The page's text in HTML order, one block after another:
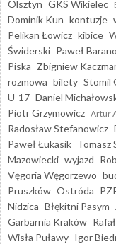
Olsztyn GKS Wikielec
Dominik Kun kontuzje
Pelikan Łowicz kibice
Świderski Paweł
Piska Zbigniew
rozmowa bilety Stomil
U-17 Daniel
Piotr Grzymowicz Artur
Radosław Stefanowicz
Paweł Łukasik Tomasz
Mazowiecki wyjazd
Vęgoria Węgorzewo
Pruszków Ostróda
Nidzica Błękitni Pasym
Garbarnia Kraków
Wisła Puławy Igor